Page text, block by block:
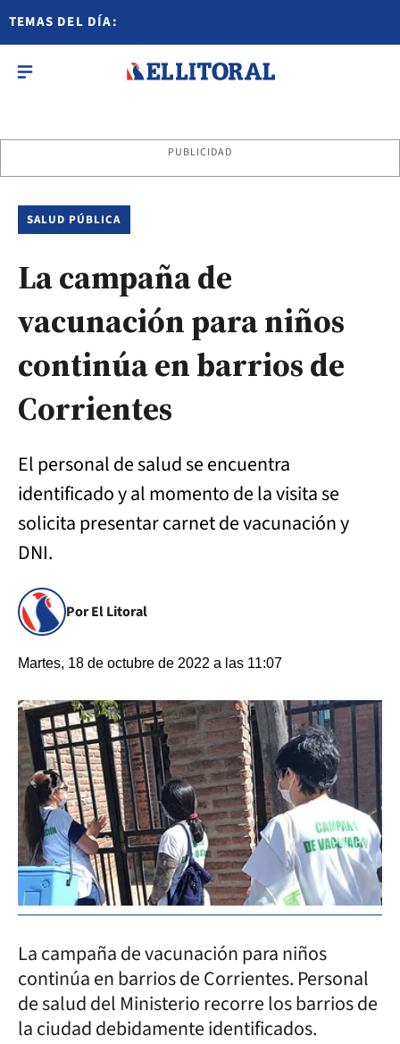
TEMAS DEL DÍA:
PUBLICIDAD
SALUD PÚBLICA
La campaña de
vacunación para niños
continúa en barrios de
Corrientes
El personal de salud se encuentra
identificado y al momento de la visita se
solicita presentar carnet de vacunación y
DNI.
Por El Litoral
Martes, 18 de octubre de 2022 a las 11:07
La campaña de vacunación para niños
continúa en barrios de Corrientes. Personal
de salud del Ministerio recorre los barrios de
la ciudad debidamente identificados.